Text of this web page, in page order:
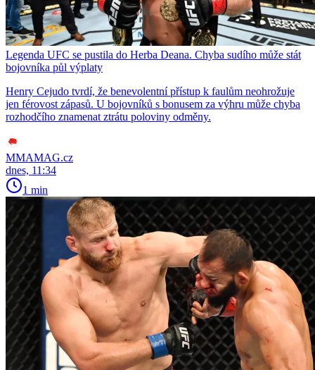
Legenda UFC se pustila do Herba Deana. Chyba sudího může stát
bojovníka půl výplaty
Henry Cejudo tvrdí, že benevolentní přístup k faulům neohrožuje
jen férovost zápasů. U bojovníků s bonusem za výhru může chyba
rozhodčího znamenat ztrátu poloviny odměny.
MMAMAG.cz
dnes, 11:34
1 min